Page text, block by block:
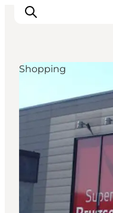
Activiteiten
Events
Plan je reis
Booking
Shopping